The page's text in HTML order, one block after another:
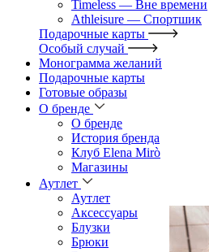
Timeless — Вне времени
Athleisure — Спортшик
Подарочные карты
Особый случай
Монограмма желаний
Подарочные карты
Готовые образы
О бренде
О бренде
История бренда
Клуб Elena Mirò
Магазины
Аутлет
Аутлет
Аксессуары
Блузки
Брюки